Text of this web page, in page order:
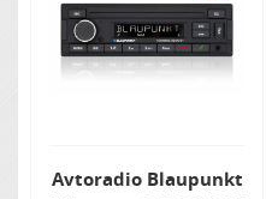
Avtoradio Blaupunkt